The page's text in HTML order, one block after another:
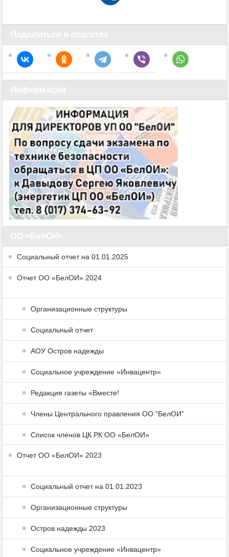
Социальный отчет на 01.01.2025
Отчет ОО «БелОИ» 2024
Организационные структуры
Социальный отчет
АОУ Остров надежды
Социальное учреждение «Инвацентр»
Редакция газеты «Вместе!
Члены Центрального правления ОО “БелОИ”
Список членов ЦК РК ОО «БелОИ»
Отчет ОО «БелОИ» 2023
Социальный отчет на 01.01.2023
Организационные структуры
Остров надежды 2023
Социальное учреждение «Инвацентр»